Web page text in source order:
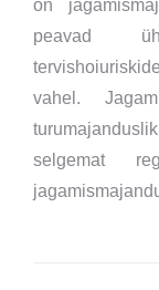
on
peavad
vahel.
selgemat